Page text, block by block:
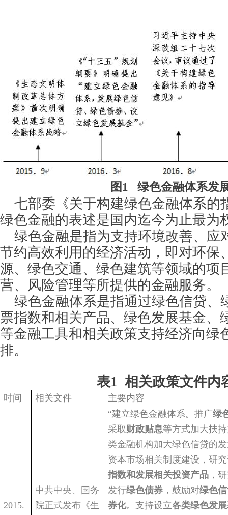
图1 绿色金融体系发
七部委《关于构建绿色金融体系的
绿色金融的表述是国内迄今为止最为
绿色金融是指为支持环境改善、应
节约高效利用的经济活动，即对环保
源、绿色交通、绿色建筑等领域的项
营、风险管理等所提供的金融服务。
绿色金融体系是指通过绿色信贷、
票指数和相关产品、绿色发展基金、
等金融工具和相关政策支持经济向绿
排。
表1 相关政策文件内
时间 相关文件 主要内容
2015.
中共中央、国务
院正式发布《生
“建立绿色金融体系。推广绿
采取财政贴息等方式加大扶
类金融机构加大绿色信贷的
资本市场相关制度建设，研
指数和发展相关投资产品 ，
发行绿色债券 ，鼓励对绿色
券化。支持设立各类绿色发